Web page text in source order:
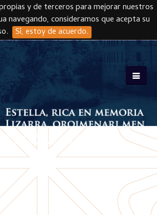
y de terceros para mejorar nuestros
navegando, consideramos que acepta su
Sí, estoy de acuerdo.